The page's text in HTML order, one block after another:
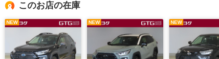
このお店の在庫
NEW NEW NEW